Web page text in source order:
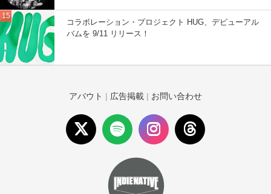
コラボレーション・プロジェクト HUG、デビューアル
バムを 9/11 リリース！
アバウト | 広告掲載 | お問い合わせ